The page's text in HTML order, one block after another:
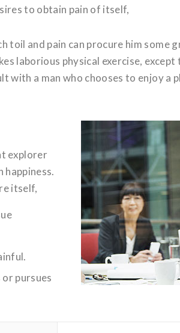
to obtain pain of itself,
toil and pain can procure him some
laborious physical exercise,
a man who chooses to enjoy a
explorer
itself,
pursues